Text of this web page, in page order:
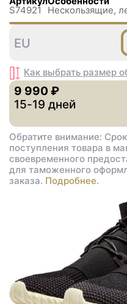
S74921 Нескользящиe,
EU
Как выбрать размер
9 990 ₽
15-19 дней
Обратите внимание:
поступления товара в
своевременного
для таможенного
заказа. Подробнее.